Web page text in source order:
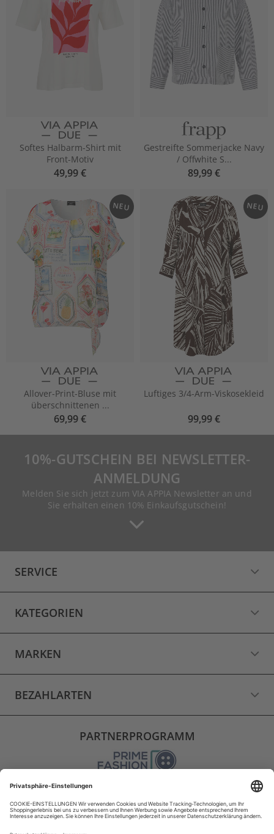
Softes Halbarm-Shirt mit
Front-Motiv
49,99 €
Gestreifte Sommerjacke Navy
/ Offwhite S...
89,99 €
NEU
Allover-Print-Bluse mit
überschnittenen ...
69,99 €
NEU
Luftiges 3/4-Arm-Viskosekleid
99,99 €
10%-GUTSCHEIN BEI NEWSLETTER-
ANMELDUNG
Melden Sie sich jetzt zum VIA APPIA Newsletter an und
Sie erhalten einen 10% Einkaufsgutschein!
SERVICE
KATEGORIEN
MARKEN
BEZAHLARTEN
PARTNERPROGRAMM
VERSAND